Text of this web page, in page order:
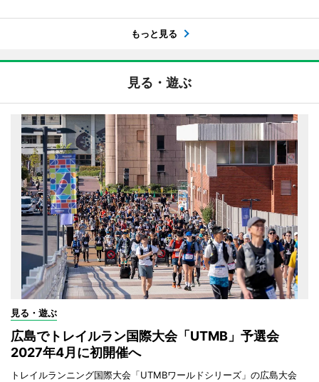
もっと見る
見る・遊ぶ
見る・遊ぶ
広島でトレイルラン国際大会「UTMB」予選会
2027年4月に初開催へ
トレイルランニング国際大会「UTMBワールドシリーズ」の広島大会